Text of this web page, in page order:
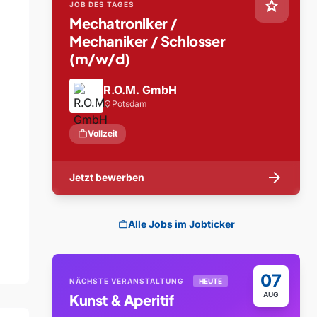
star
JOB DES TAGES
Mechatroniker /
Mechaniker / Schlosser
(m/w/d)
R.O.M. GmbH
location_on Potsdam
workVollzeit
Jetzt bewerben arrow_forward
workAlle Jobs im Jobticker
07
AUG
NÄCHSTE VERANSTALTUNG HEUTE
Kunst & Aperitif